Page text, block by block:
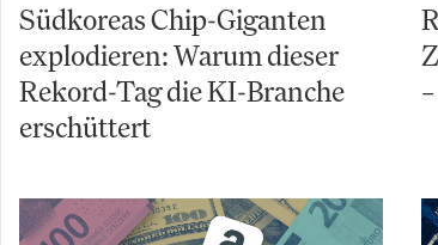
Südkoreas Chip-Giganten
explodieren: Warum dieser
Rekord-Tag die KI-Branche
erschüttert